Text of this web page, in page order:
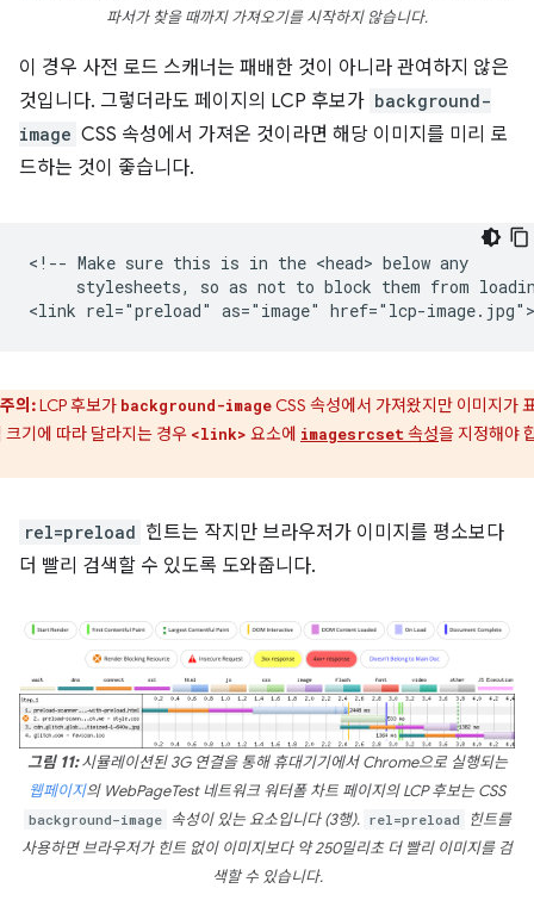
파서가 찾을 때까지 가져오기를 시작하지 않습니다.
이 경우 사전 로드 스캐너는 패배한 것이 아니라 관여하지 않은
것입니다. 그렇더라도 페이지의 LCP 후보가 background-
image CSS 속성에서 가져온 것이라면 해당 이미지를 미리 로
드하는 것이 좋습니다.
<!-- Make sure this is in the <head> below any
stylesheets, so as not to block them from
주의:LCP 후보가 background-imageCSS 속성에서 가져왔지만 이미지가
크기에 따라 달라지는 경우 <link> 요소에 imagesrcset 속성을 지정해야
rel=preload 힌트는 작지만 브라우저가 이미지를 평소보다
더 빨리 검색할 수 있도록 도와줍니다.
그림 11:시뮬레이션된 3G 연결을 통해 휴대기기에서 Chrome으로 실행되는
웹페이지의 WebPageTest 네트워크 워터폴 차트 페이지의 LCP 후보는 CSS
background-image 속성이 있는 요소입니다 (3행). rel=preload
힌트를
사용하면 브라우저가 힌트 없이 이미지보다 약 250밀리초 더 빨리 이미지를 검
색할 수 있습니다.